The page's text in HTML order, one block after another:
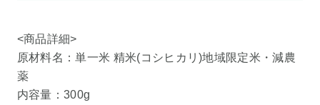
<商品詳細>
原材料名：単一米 精米(コシヒカリ)地域限定米・減農
薬
内容量：300g